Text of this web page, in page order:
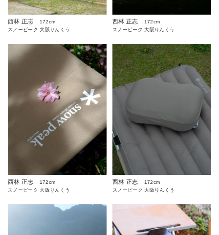
西林 正志
172cm
スノーピーク 大阪りんくう
西林 正志
172cm
スノーピーク 大阪りんくう
西林 正志
172cm
スノーピーク 大阪りんくう
西林 正志
172cm
スノーピーク 大阪りんくう